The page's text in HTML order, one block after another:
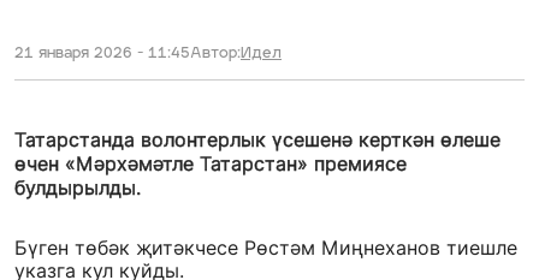
21 января 2026 - 11:45Автор:Идел
Татарстанда волонтерлык үсешенә керткән өлеше
өчен «Мәрхәмәтле Татарстан» премиясе
булдырылды.
Бүген төбәк җитәкчесе Рөстәм Миңнеханов тиешле
указга кул куйды.